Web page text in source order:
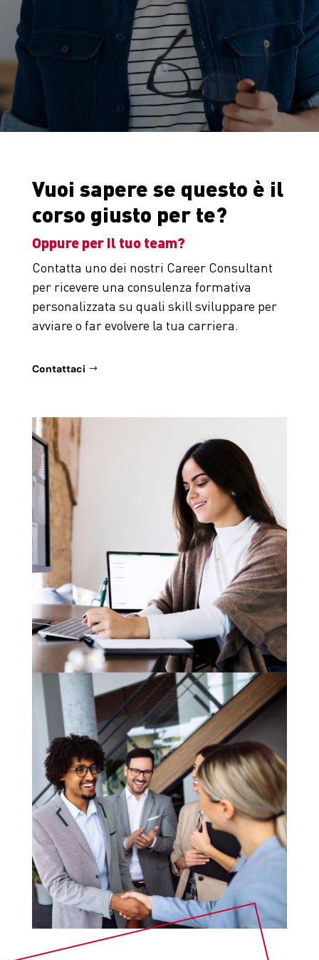
Vuoi sapere se questo è il
corso giusto per te?
Oppure per il tuo team?
Contatta uno dei nostri Career Consultant
per ricevere una consulenza formativa
personalizzata su quali skill sviluppare per
avviare o far evolvere la tua carriera.
Contattaci